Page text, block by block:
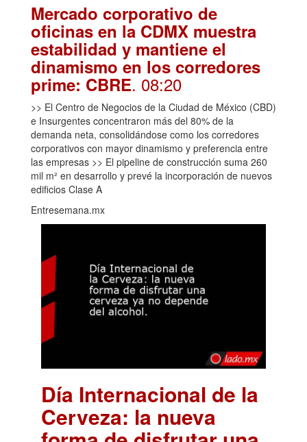
Mercado corporativo de
oficinas en la CDMX muestra
estabilidad y mantiene el
dinamismo en los corredores
prime: CBRE. 08:20
>> El Centro de Negocios de la Ciudad de México (CBD)
e Insurgentes concentraron más del 80% de la
demanda neta, consolidándose como los corredores
corporativos con mayor dinamismo y preferencia entre
las empresas >> El pipeline de construcción suma 260
mil m² en desarrollo y prevé la incorporación de nuevos
edificios Clase A
Entresemana.mx
Día Internacional de la
Cerveza: la nueva